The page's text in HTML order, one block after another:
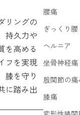
リングの
持久力や
を高める
フを実現
膝を守り
に踏み出
腰痛
ぎっくり腰
ヘルニア
坐骨神経痛
股関節の痛
膝痛